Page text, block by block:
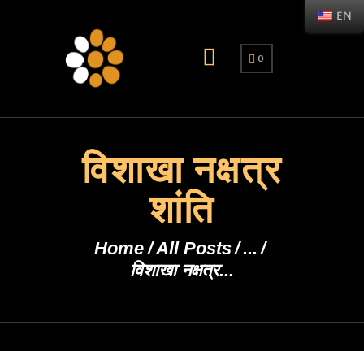
0
विशाखा नक्षत्र
शांति
Home All Posts ...
विशाखा नक्षत्र...
EN